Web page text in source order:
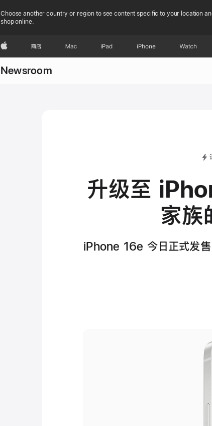
Choose another country or region to see content specific to your location
shop online.
Apple 商店 Mac iPad iPhone Watch
Newsroom
升级至
家族
iPhone 16e 今日正式发